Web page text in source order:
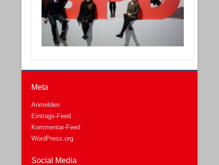
Meta
Anmelden
Eintrags-Feed
Kommentar-Feed
WordPress.org
Social Media